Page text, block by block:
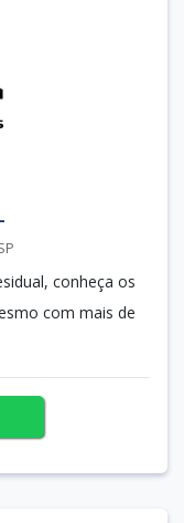
conheça os
com mais de